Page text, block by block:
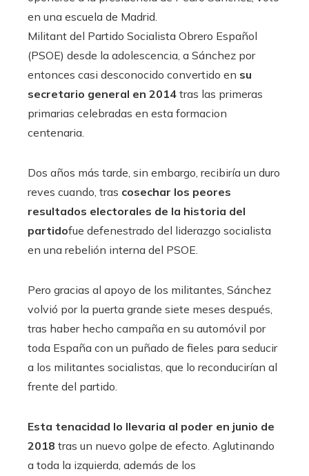
en una escuela de Madrid.
Militant del Partido Socialista Obrero Español
(PSOE) desde la adolescencia, a Sánchez por
entonces casi desconocido convertido en su
secretario general en 2014 tras las primeras
primarias celebradas en esta formacion
centenaria.
Dos años más tarde, sin embargo, recibiría un duro
reves cuando, tras cosechar los peores
resultados electorales de la historia del
partidofue defenestrado del liderazgo socialista
en una rebelión interna del PSOE.
Pero gracias al apoyo de los militantes, Sánchez
volvió por la puerta grande siete meses después,
tras haber hecho campaña en su automóvil por
toda España con un puñado de fieles para seducir
a los militantes socialistas, que lo reconducirían al
frente del partido.
Esta tenacidad lo llevaria al poder en junio de
2018 tras un nuevo golpe de efecto. Aglutinando
a toda la izquierda, además de los